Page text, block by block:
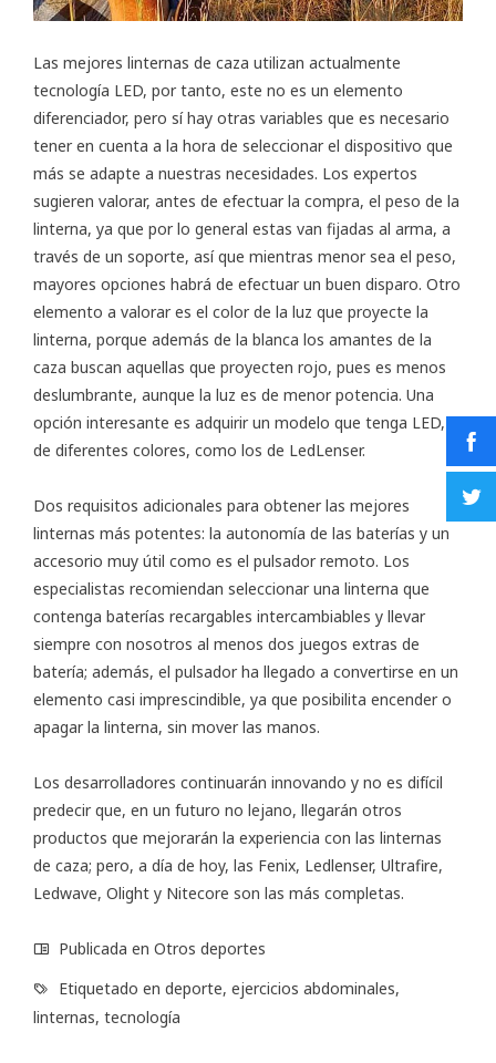
Las mejores linternas de caza utilizan actualmente
tecnología LED, por tanto, este no es un elemento
diferenciador, pero sí hay otras variables que es necesario
tener en cuenta a la hora de seleccionar el dispositivo que
más se adapte a nuestras necesidades. Los expertos
sugieren valorar, antes de efectuar la compra, el peso de la
linterna, ya que por lo general estas van fijadas al arma, a
través de un soporte, así que mientras menor sea el peso,
mayores opciones habrá de efectuar un buen disparo. Otro
elemento a valorar es el color de la luz que proyecte la
linterna, porque además de la blanca los amantes de la
caza buscan aquellas que proyecten rojo, pues es menos
deslumbrante, aunque la luz es de menor potencia. Una
opción interesante es adquirir un modelo que tenga LED,
de diferentes colores, como los de LedLenser.
Dos requisitos adicionales para obtener las mejores
linternas más potentes: la autonomía de las baterías y un
accesorio muy útil como es el pulsador remoto. Los
especialistas recomiendan seleccionar una linterna que
contenga baterías recargables intercambiables y llevar
siempre con nosotros al menos dos juegos extras de
batería; además, el pulsador ha llegado a convertirse en un
elemento casi imprescindible, ya que posibilita encender o
apagar la linterna, sin mover las manos.
Los desarrolladores continuarán innovando y no es difícil
predecir que, en un futuro no lejano, llegarán otros
productos que mejorarán la experiencia con las linternas
de caza; pero, a día de hoy, las Fenix, Ledlenser, Ultrafire,
Ledwave, Olight y Nitecore son las más completas.
Publicada en Otros deportes
Etiquetado en deporte, ejercicios abdominales,
linternas, tecnología